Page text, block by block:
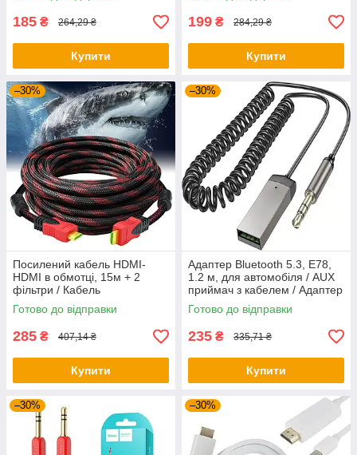
185 ₴ 264,29 ₴
Купити
199 ₴ 284,29 ₴
Купити
–30%
Посилений кабель HDMI-
HDMI в обмотці, 15м + 2
фільтри / Кабель
мультимедійний / Шнур для
відео
Готово до відправки
285 ₴ 407,14 ₴
Купити
–30%
Адаптер Bluetooth 5.3, E78,
1.2 м, для автомобіля / AUX
приймач з кабелем / Адаптер
для аудіосистеми
Готово до відправки
235 ₴ 335,71 ₴
Купити
–30% –30%